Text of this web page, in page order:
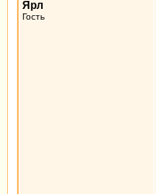
Ярл
Гость